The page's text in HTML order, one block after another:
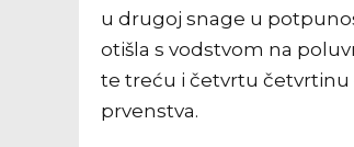
u drugoj snage u
otišla s vodstvom na
te treću i četvrtu četvrtinu
prvenstva.